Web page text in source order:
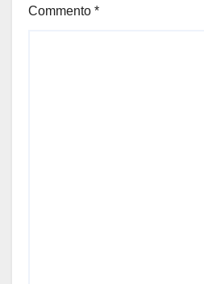
Commento *